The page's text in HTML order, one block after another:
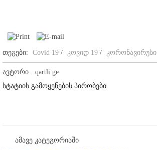
თეგები:
Covid 19 / კოვიდ 19 / კორონავირუსი
ავტორი:
qartli.ge
სტატიის გამოყენების პირობები
ამავე კატეგორიაში